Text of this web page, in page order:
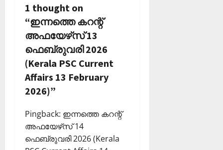
a
t
i
o
n
1 thought on
“ഇന്നത്തെ കറന്റ്
അഫയേഴ്‌സ് 13
ഫെബ്രുവരി 2026
(Kerala PSC Current
Affairs 13 February
2026)”
Pingback: ഇന്നത്തെ കറന്റ്
അഫയേഴ്‌സ് 14
ഫെബ്രുവരി 2026 (Kerala